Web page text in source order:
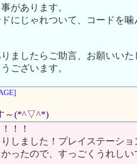
があります。
にじゃれついて、コードを
ましたらご助言、お願いいた
ございます。
～(*^▽^*)
！！
しました！プレイステーシ
ったので、すっごくうれし